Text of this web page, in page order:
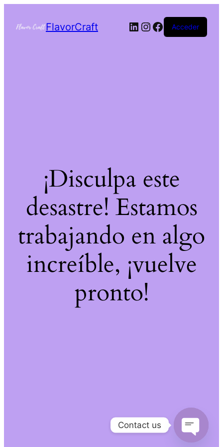
FlavorCraft Acceder
¡Disculpa este
desastre! Estamos
trabajando en algo
increíble, ¡vuelve
pronto!
Contact us